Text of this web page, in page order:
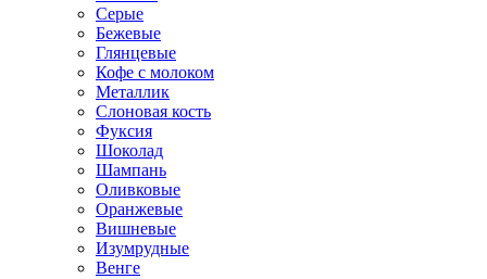
Серые
Бежевые
Глянцевые
Кофе с молоком
Металлик
Слоновая кость
Фуксия
Шоколад
Шампань
Оливковые
Оранжевые
Вишневые
Изумрудные
Венге